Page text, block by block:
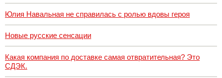
Юлия Навальная не справилась с ролью вдовы героя
Новые русские сенсации
Какая компания по доставке самая отвратительная? Это
СДЭК.